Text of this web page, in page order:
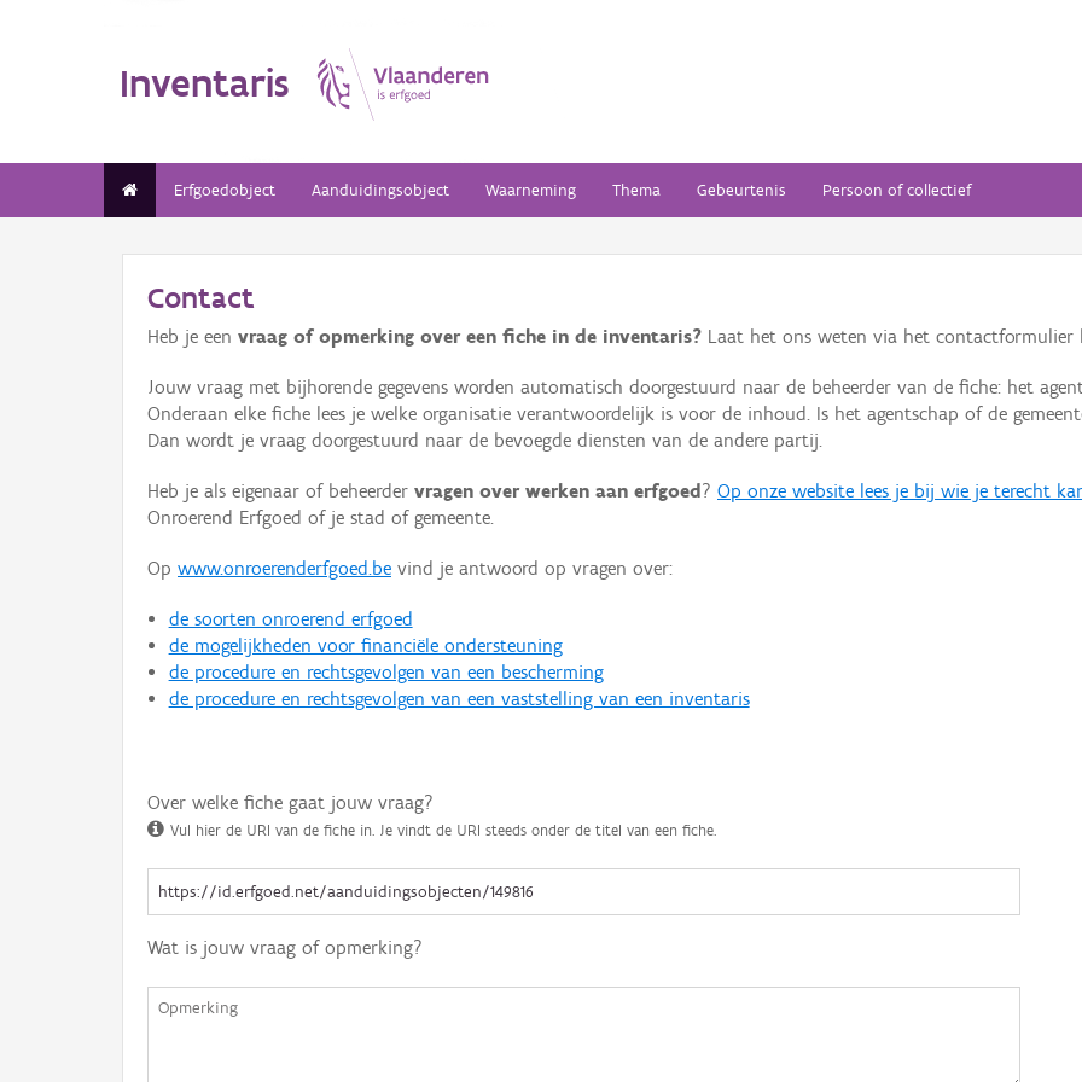
Inventaris
Erfgoedobject Aanduidingsobject Waarneming Thema Gebeurtenis Persoon of collectief
Contact
Heb je een vraag of opmerking over een fiche in de inventaris? Laat het ons weten via het contactformulier
Jouw vraag met bijhorende gegevens worden automatisch doorgestuurd naar de beheerder van de fiche: het
Onderaan elke fiche lees je welke organisatie verantwoordelijk is voor de inhoud. Is het agentschap of de
Dan wordt je vraag doorgestuurd naar de bevoegde diensten van de andere partij.
Heb je als eigenaar of beheerder vragen over werken aan erfgoed ? Op onze website lees je bij wie je terecht
Onroerend Erfgoed of je stad of gemeente.
Op www.onroerenderfgoed.be vind je antwoord op vragen over:
de soorten onroerend erfgoed
de mogelijkheden voor financiële ondersteuning
de procedure en rechtsgevolgen van een bescherming
de procedure en rechtsgevolgen van een vaststelling van een inventaris
Over welke fiche gaat jouw vraag?
Vul hier de URI van de fiche in. Je vindt de URI steeds onder de titel van een fiche.
Wat is jouw vraag of opmerking?